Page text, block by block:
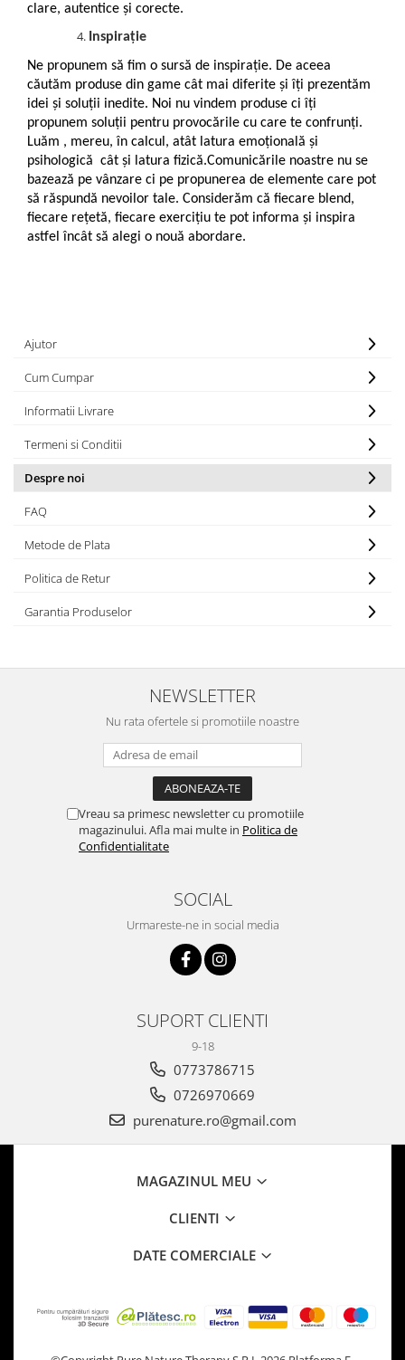
clare, autentice și corecte.
Inspirație
Ne propunem să fim o sursă de inspirație. De aceea
căutăm produse din game cât mai diferite și îți prezentăm
idei și soluții inedite. Noi nu vindem produse ci îți
propunem soluții pentru provocările cu care te confrunți.
Luăm , mereu, în calcul, atât latura emoțională și
psihologică cât și latura fizică.Comunicările noastre nu se
bazează pe vânzare ci pe propunerea de elemente care pot
să răspundă nevoilor tale. Considerăm că fiecare blend,
fiecare rețetă, fiecare exercițiu te pot informa și inspira
astfel încât să alegi o nouă abordare.
Ajutor
Cum Cumpar
Informatii Livrare
Termeni si Conditii
Despre noi
FAQ
Metode de Plata
Politica de Retur
Garantia Produselor
NEWSLETTER
Nu rata ofertele si promotiile noastre
Vreau sa primesc newsletter cu promotiile
magazinului. Afla mai multe in Politica de
Confidentialitate
SOCIAL
Urmareste-ne in social media
SUPORT CLIENTI
9-18
0773786715
0726970669
purenature.ro@gmail.com
MAGAZINUL MEU
CLIENTI
DATE COMERCIALE